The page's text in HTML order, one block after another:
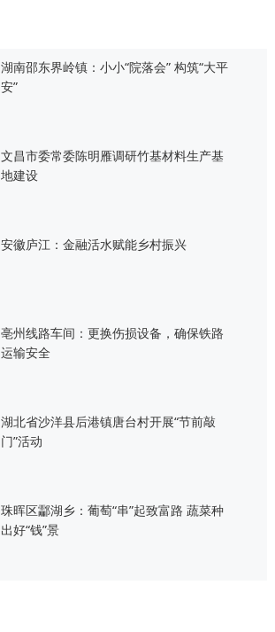
湖南邵东界岭镇：小小“院落会” 构筑“大平
安”
文昌市委常委陈明雁调研竹基材料生产基
地建设
安徽庐江：金融活水赋能乡村振兴
亳州线路车间：更换伤损设备，确保铁路
运输安全
湖北省沙洋县后港镇唐台村开展“节前敲
门”活动
珠晖区酃湖乡：葡萄“串”起致富路 蔬菜种
出好“钱”景